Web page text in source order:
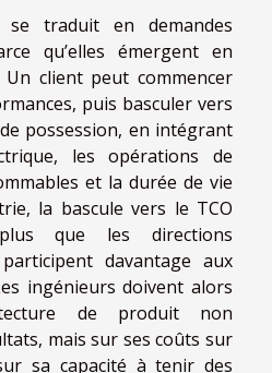
traduit en demandes
qu’elles émergent en
Un client peut commencer
puis basculer vers
possession, en intégrant
les opérations de
et la durée de vie
la bascule vers le TCO
plus que les directions
davantage aux
ingénieurs doivent alors
de produit non
mais sur ses coûts sur
sa capacité à tenir des